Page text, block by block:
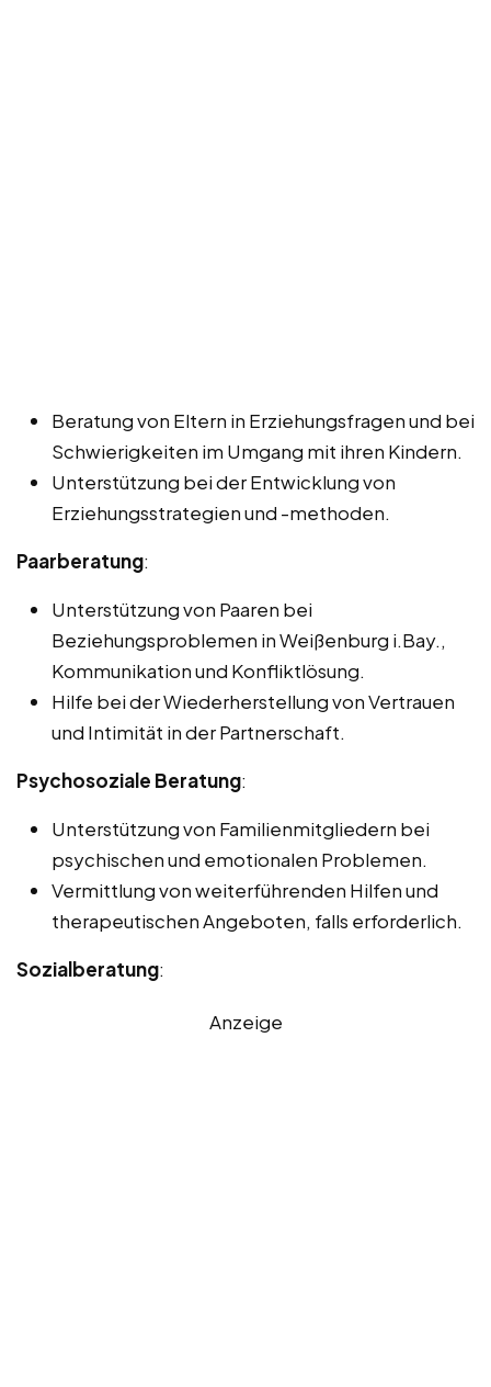
Beratung von Eltern in Erziehungsfragen und bei
Schwierigkeiten im Umgang mit ihren Kindern.
Unterstützung bei der Entwicklung von
Erziehungsstrategien und -methoden.
Paarberatung:
Unterstützung von Paaren bei
Beziehungsproblemen in Weißenburg i.Bay.,
Kommunikation und Konfliktlösung.
Hilfe bei der Wiederherstellung von Vertrauen
und Intimität in der Partnerschaft.
Psychosoziale Beratung:
Unterstützung von Familienmitgliedern bei
psychischen und emotionalen Problemen.
Vermittlung von weiterführenden Hilfen und
therapeutischen Angeboten, falls erforderlich.
Sozialberatung:
Anzeige